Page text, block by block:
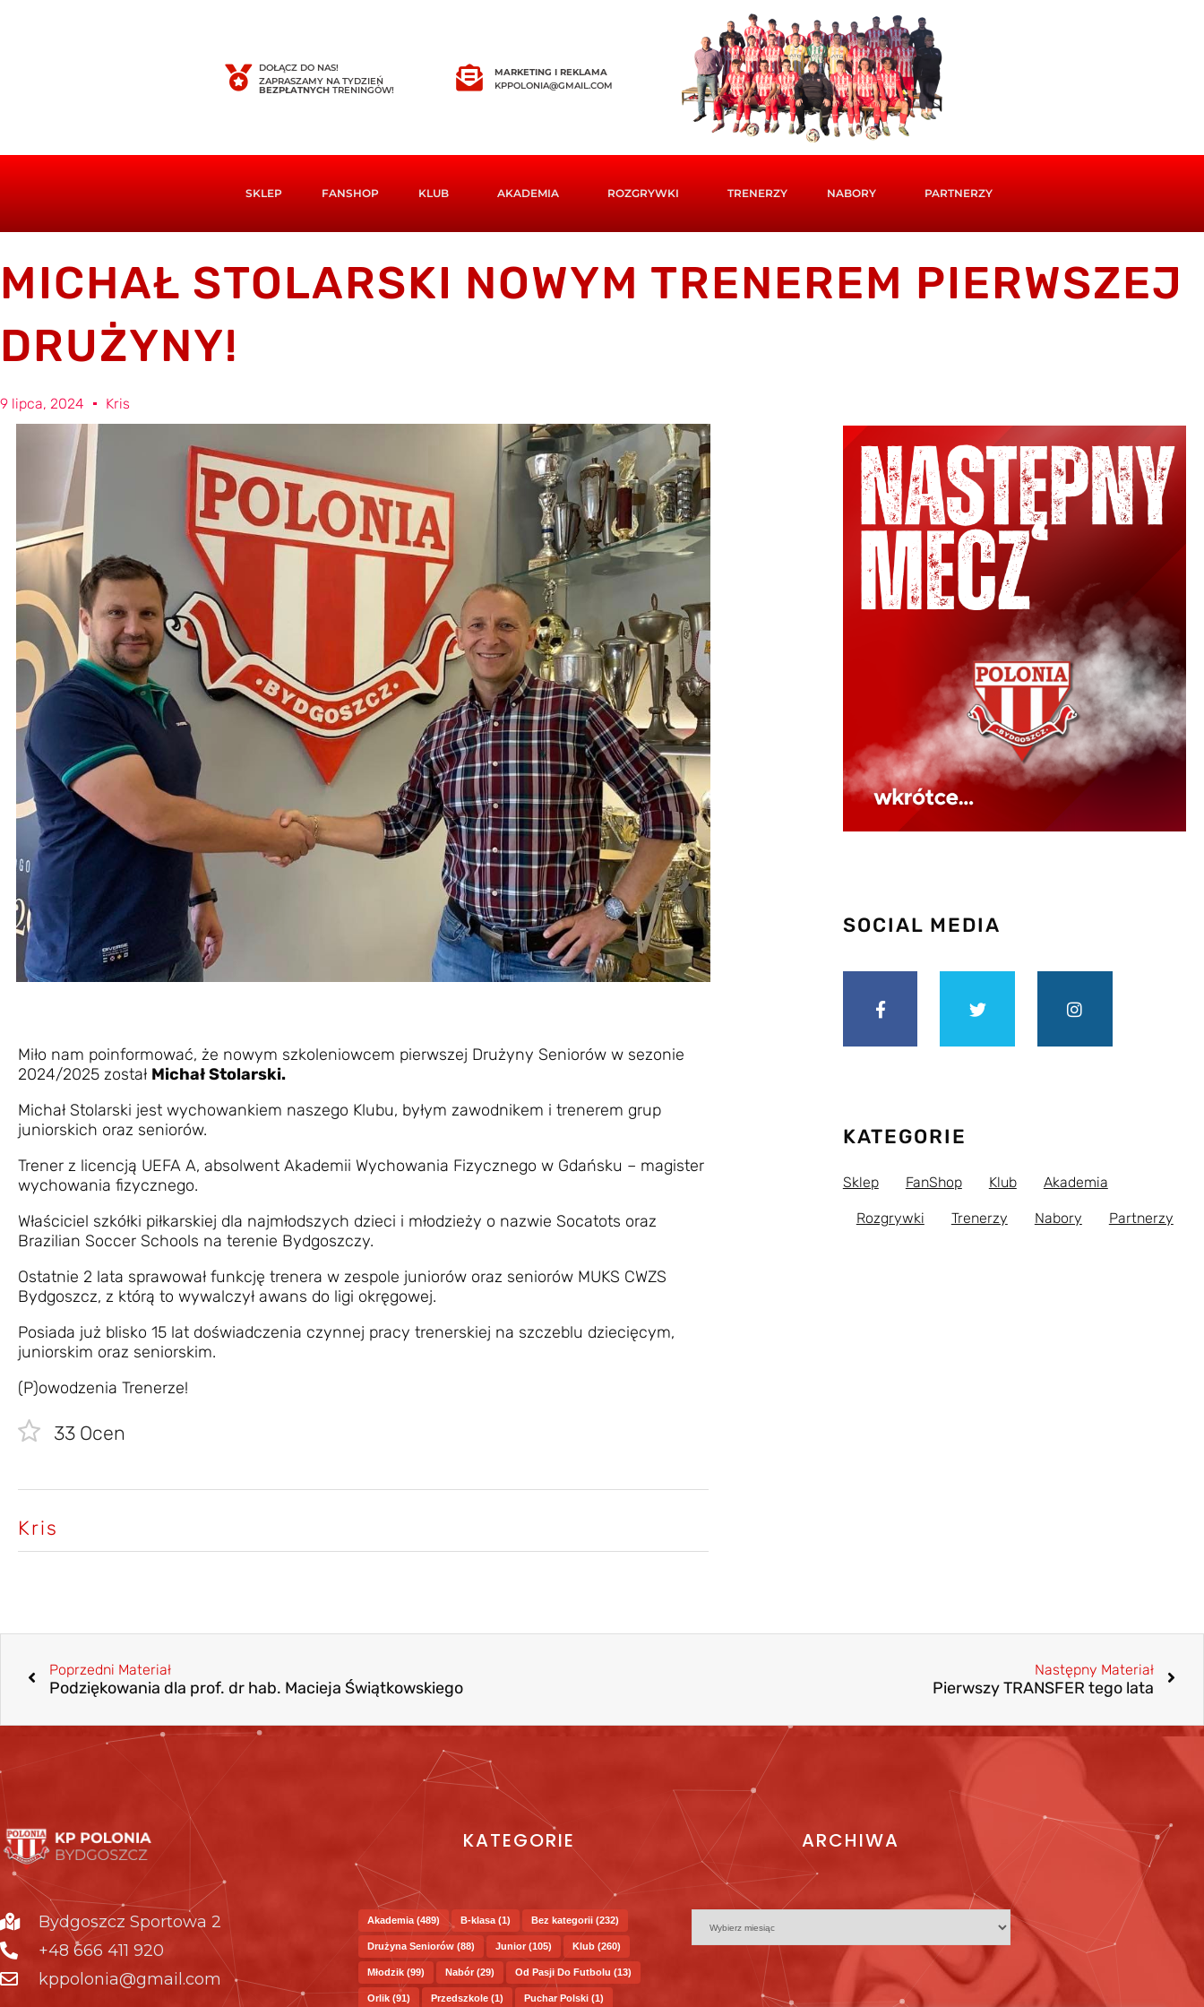
DOŁĄCZ DO NAS!
ZAPRASZAMY NA TYDZIEŃ
BEZPŁATNYCH TRENINGÓW!
MARKETING I REKLAMA
KPPOLONIA@GMAIL.COM
SKLEP FANSHOP KLUB AKADEMIA ROZGRYWKI TRENERZY NABORY PARTNERZY
MICHAŁ STOLARSKI NOWYM TRENEREM PIERWSZEJ
DRUŻYNY!
9 lipca, 2024 Kris
Miło nam poinformować, że nowym szkoleniowcem pierwszej Drużyny Seniorów w sezonie
2024/2025 został Michał Stolarski.
Michał Stolarski jest wychowankiem naszego Klubu, byłym zawodnikem i trenerem grup
juniorskich oraz seniorów.
Trener z licencją UEFA A, absolwent Akademii Wychowania Fizycznego w Gdańsku – magister
wychowania fizycznego.
Właściciel szkółki piłkarskiej dla najmłodszych dzieci i młodzieży o nazwie Socatots oraz
Brazilian Soccer Schools na terenie Bydgoszczy.
Ostatnie 2 lata sprawował funkcję trenera w zespole juniorów oraz seniorów MUKS CWZS
Bydgoszcz, z którą to wywalczył awans do ligi okręgowej.
Posiada już blisko 15 lat doświadczenia czynnej pracy trenerskiej na szczeblu dziecięcym,
juniorskim oraz seniorskim.
(P)owodzenia Trenerze!
33 Ocen
Kris
SOCIAL MEDIA
KATEGORIE
Sklep FanShop Klub Akademia
Rozgrywki Trenerzy Nabory Partnerzy
Poprzedni Materiał
Podziękowania dla prof. dr hab. Macieja Świątkowskiego
Następny Materiał
Pierwszy TRANSFER tego lata
Bydgoszcz Sportowa 2
+48 666 411 920
kppolonia@gmail.com
KATEGORIE
Akademia(489) B-klasa(1) Bez kategorii(232)
Drużyna Seniorów(88) Junior(105) Klub(260)
Młodzik(99) Nabór(29) Od Pasji Do Futbolu (13)
Orlik(91) Przedszkole(1) Puchar Polski(1)
ARCHIWA